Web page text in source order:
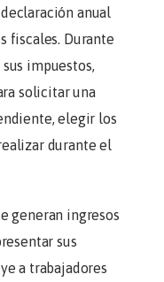
anual
fiscales. Durante
impuestos,
solicitar una
elegir los
durante el
generan ingresos
sus
a trabajadores